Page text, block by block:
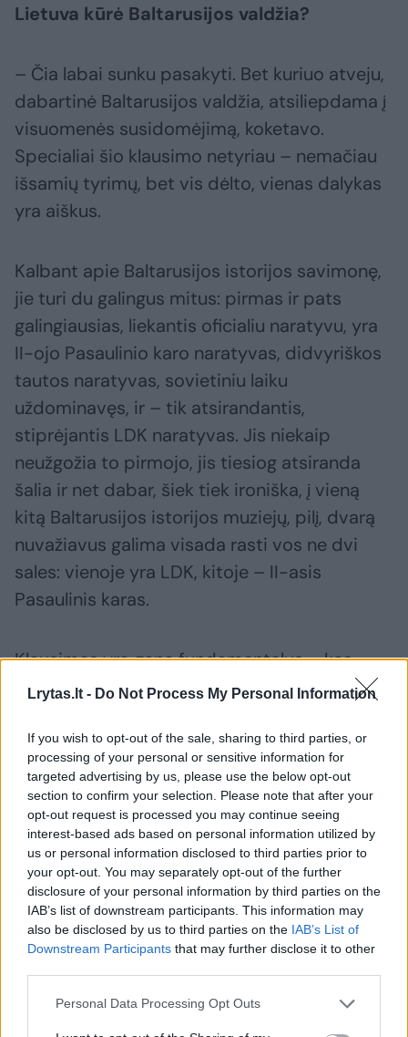
Lrytas.lt - Do Not Process My Personal Information
If you wish to opt-out of the sale, sharing to third parties, or
processing of your personal or sensitive information for
targeted advertising by us, please use the below opt-out
section to confirm your selection. Please note that after your
opt-out request is processed you may continue seeing
interest-based ads based on personal information utilized by
us or personal information disclosed to third parties prior to
your opt-out. You may separately opt-out of the further
disclosure of your personal information by third parties on the
IAB’s list of downstream participants. This information may
also be disclosed by us to third parties on the IAB’s List of
Downstream Participants that may further disclose it to other
Personal Data Processing Opt Outs
Lietuva kūrė Baltarusijos valdžia?
– Čia labai sunku pasakyti. Bet kuriuo atveju,
dabartinė Baltarusijos valdžia, atsiliepdama į
visuomenės susidomėjimą, koketavo.
Specialiai šio klausimo netyriau – nemačiau
išsamių tyrimų, bet vis dėlto, vienas dalykas
yra aiškus.
Kalbant apie Baltarusijos istorijos savimonę,
jie turi du galingus mitus: pirmas ir pats
galingiausias, liekantis oficialiu naratyvu, yra
II-ojo Pasaulinio karo naratyvas, didvyriškos
tautos naratyvas, sovietiniu laiku
uždominavęs, ir – tik atsirandantis,
stiprėjantis LDK naratyvas. Jis niekaip
neužgožia to pirmojo, jis tiesiog atsiranda
šalia ir net dabar, šiek tiek ironiška, į vieną
kitą Baltarusijos istorijos muziejų, pilį, dvarą
nuvažiavus galima visada rasti vos ne dvi
sales: vienoje yra LDK, kitoje – II-asis
Pasaulinis karas.
Klausimas yra gana fundamentalus – kas
būtų geriau? Ar tai, kad baltarusių istorinėje
naratyvas, kuris neišvengiamai siejamas su
rusiška istorijos interpretacija, ar labiau tas
kompleksinis vaizdas, kuriame savo vietą
rastų ta LDK praeitis, paveldas? Šiuo atveju,
man atrodo, aš tikrai nematau čia didelio
pavojaus, manau, kad kuo daugiau baltarusių
istorinėje savimonėje bus LDK, tuo ta šalis
bus labiau europietiška ir tuo ta šalis bus
toliau nuo rusiško naratyvo.